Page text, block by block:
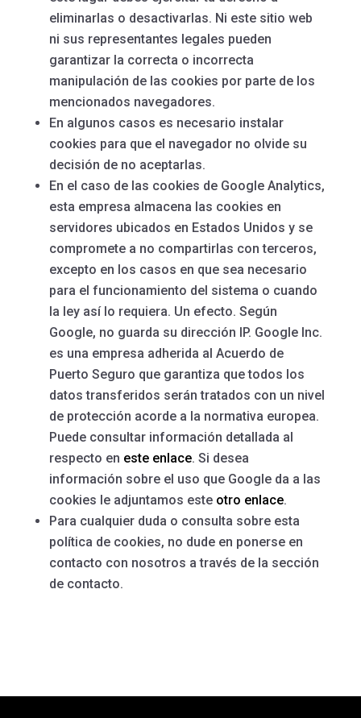
eliminarlas o desactivarlas. Ni este sitio web
ni sus representantes legales pueden
garantizar la correcta o incorrecta
manipulación de las cookies por parte de los
mencionados navegadores.
En algunos casos es necesario instalar
cookies para que el navegador no olvide su
decisión de no aceptarlas.
En el caso de las cookies de Google Analytics,
esta empresa almacena las cookies en
servidores ubicados en Estados Unidos y se
compromete a no compartirlas con terceros,
excepto en los casos en que sea necesario
para el funcionamiento del sistema o cuando
la ley así lo requiera. Un efecto. Según
Google, no guarda su dirección IP. Google Inc.
es una empresa adherida al Acuerdo de
Puerto Seguro que garantiza que todos los
datos transferidos serán tratados con un nivel
de protección acorde a la normativa europea.
Puede consultar información detallada al
respecto en este enlace. Si desea
información sobre el uso que Google da a las
cookies le adjuntamos este otro enlace.
Para cualquier duda o consulta sobre esta
política de cookies, no dude en ponerse en
contacto con nosotros a través de la sección
de contacto.